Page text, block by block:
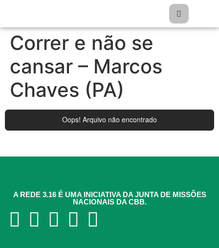
Correr e não se
cansar – Marcos
Chaves (PA)
A REDE 3.16 É UMA INICIATIVA DA JUNTA DE MISSÕES
NACIONAIS DA CBB.